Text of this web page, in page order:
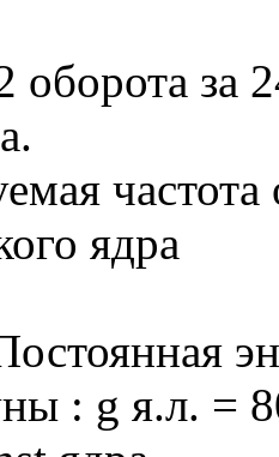
за
ядра
: g я.л. =